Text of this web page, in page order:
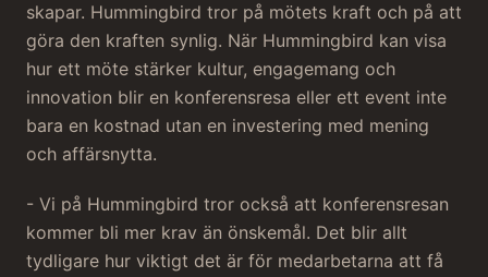
skapar. Hummingbird tror på mötets kraft och på att
göra den kraften synlig. När Hummingbird kan visa
hur ett möte stärker kultur, engagemang och
innovation blir en konferensresa eller ett event inte
bara en kostnad utan en investering med mening
och affärsnytta.
- Vi på Hummingbird tror också att konferensresan
kommer bli mer krav än önskemål. Det blir allt
tydligare hur viktigt det är för medarbetarna att få